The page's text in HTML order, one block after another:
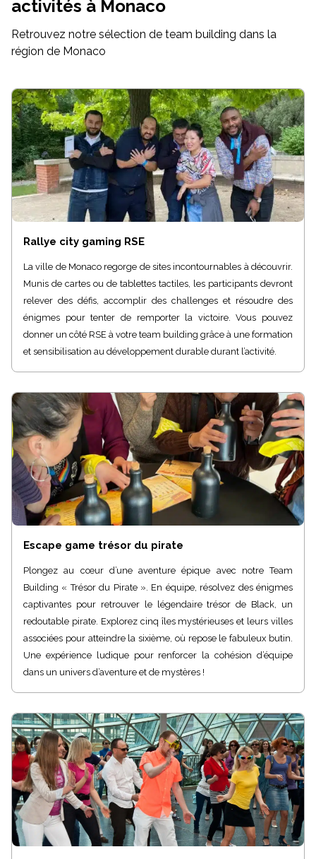
activités à Monaco
Retrouvez notre sélection de team building dans la
région de Monaco
Rallye city gaming RSE
La ville de Monaco regorge de sites incontournables à découvrir.
Munis de cartes ou de tablettes tactiles, les participants devront
relever des défis, accomplir des challenges et résoudre des
énigmes pour tenter de remporter la victoire. Vous pouvez
donner un côté RSE à votre team building grâce à une formation
et sensibilisation au développement durable durant l’activité.
Escape game trésor du pirate
Plongez au cœur d’une aventure épique avec notre Team
Building « Trésor du Pirate ». En équipe, résolvez des énigmes
captivantes pour retrouver le légendaire trésor de Black, un
redoutable pirate. Explorez cinq îles mystérieuses et leurs villes
associées pour atteindre la sixième, où repose le fabuleux butin.
Une expérience ludique pour renforcer la cohésion d’équipe
dans un univers d’aventure et de mystères !